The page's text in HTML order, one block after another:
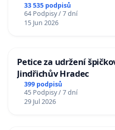
33 535 podpisů
64 Podpisy / 7 dní
15 Jun 2026
Petice za udržení
Jindřichův Hradec
399 podpisů
45 Podpisy / 7 dní
29 Jul 2026